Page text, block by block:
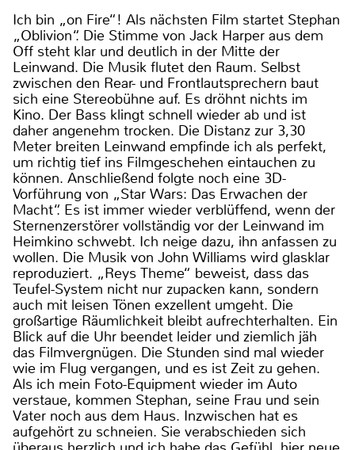
Ich bin „on Fire“! Als nächsten Film startet Stephan
„Oblivion“. Die Stimme von Jack Harper aus dem
Off steht klar und deutlich in der Mitte der
Leinwand. Die Musik flutet den Raum. Selbst
zwischen den Rear- und Frontlautsprechern baut
sich eine Stereobühne auf. Es dröhnt nichts im
Kino. Der Bass klingt schnell wieder ab und ist
daher angenehm trocken. Die Distanz zur 3,30
Meter breiten Leinwand empfinde ich als perfekt,
um richtig tief ins Filmgeschehen eintauchen zu
können. Anschließend folgte noch eine 3D-
Vorführung von „Star Wars: Das Erwachen der
Macht“. Es ist immer wieder verblüffend, wenn der
Sternenzerstörer vollständig vor der Leinwand im
Heimkino schwebt. Ich neige dazu, ihn anfassen zu
wollen. Die Musik von John Williams wird glasklar
reproduziert. „Reys Theme“ beweist, dass das
Teufel-System nicht nur zupacken kann, sondern
auch mit leisen Tönen exzellent umgeht. Die
großartige Räumlichkeit bleibt aufrechterhalten. Ein
Blick auf die Uhr beendet leider und ziemlich jäh
das Filmvergnügen. Die Stunden sind mal wieder
wie im Flug vergangen, und es ist Zeit zu gehen.
Als ich mein Foto-Equipment wieder im Auto
verstaue, kommen Stephan, seine Frau und sein
Vater noch aus dem Haus. Inzwischen hat es
aufgehört zu schneien. Sie verabschieden sich